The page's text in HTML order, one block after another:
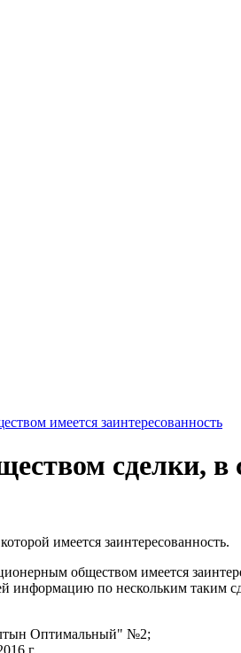
имеется заинтересованность
сделки, в
имеется заинтересованность.
обществом имеется
информацию по нескольким таким
Оптимальный" №2;
г.